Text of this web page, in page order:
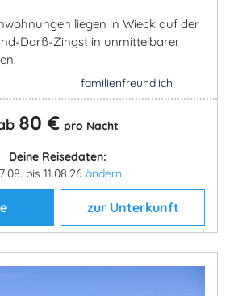
liegen in Wieck auf der
Darß-Zingst in unmittelbarer
familienfreundlich
80 € pro Nacht
Deine Reisedaten:
bis 11.08.26 ändern
zur Unterkunft